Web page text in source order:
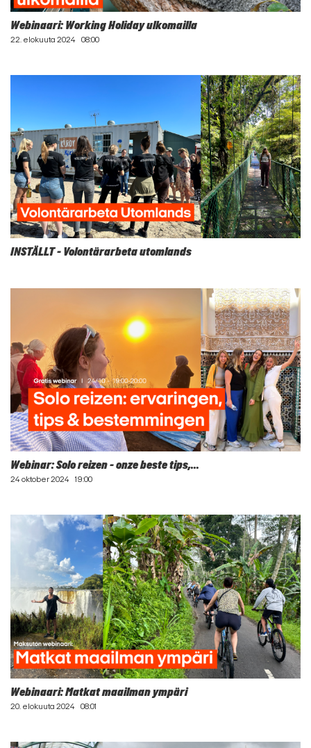
Webinaari: Working Holiday ulkomailla
22. elokuuta 2024 08:00
INSTÄLLT - Volontärarbeta utomlands
Webinar: Solo reizen - onze beste tips,...
24 oktober 2024 19:00
Webinaari: Matkat maailman ympäri
20. elokuuta 2024 08:01